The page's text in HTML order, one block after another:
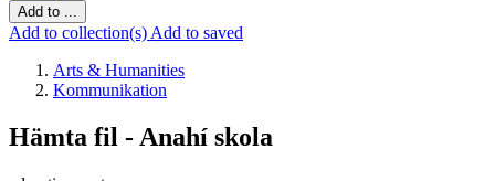
Add to ...
Add to collection(s) Add to saved
Arts & Humanities
Kommunikation
Hämta fil - Anahí skola